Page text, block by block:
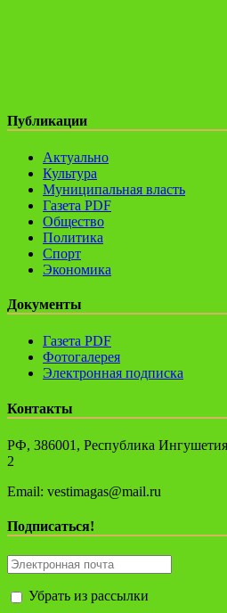
Публикации
Актуально
Культура
Муниципальная власть
Газета PDF
Общество
Политика
Спорт
Экономика
Документы
Газета PDF
Фотогалерея
Электронная подписка
Контакты
РФ, 386001, Республика
2
Email: vestimagas@mail.ru
Подписаться!
Убрать из рассылки